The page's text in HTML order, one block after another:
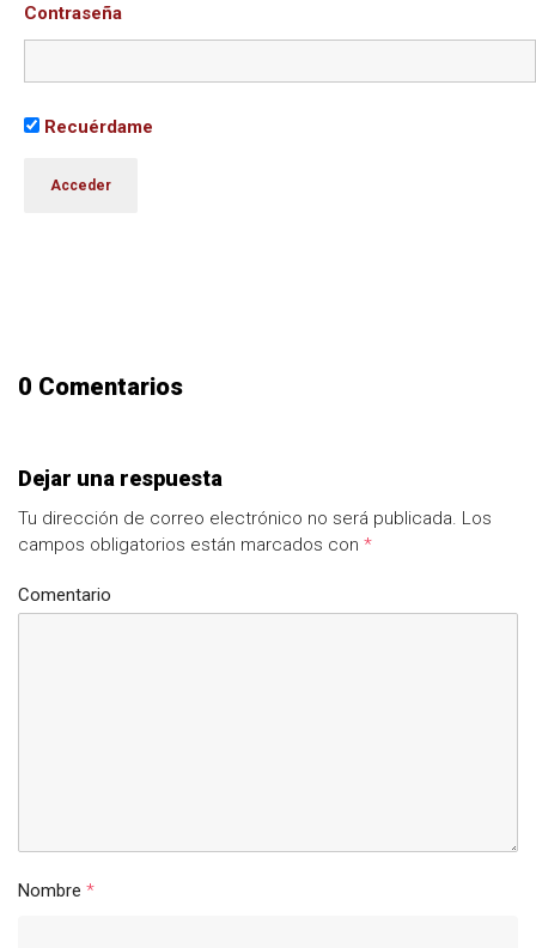
Contraseña
Recuérdame
0 Comentarios
Dejar una respuesta
Tu dirección de correo electrónico no será publicada. Los
campos obligatorios están marcados con *
Comentario
Nombre *